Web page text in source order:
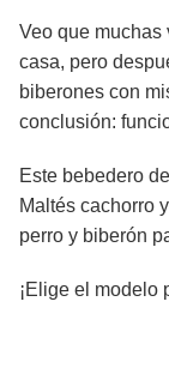
Veo que muchas
casa, pero
biberones con
conclusión:
Este bebedero
Maltés cachorro
perro y biberón
¡Elige el modelo